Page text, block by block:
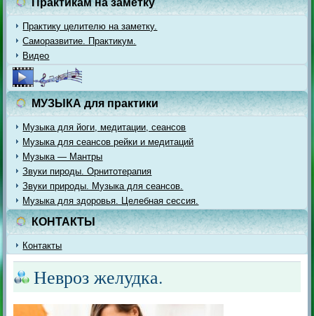
Практикам на заметку
Практику целителю на заметку.
Саморазвитие. Практикум.
Видео
МУЗЫКА для практики
Музыка для йоги, медитации, сеансов
Музыка для сеансов рейки и медитаций
Музыка — Мантры
Звуки пироды. Орнитотерапия
Звуки природы. Музыка для сеансов.
Музыка для здоровья. Целебная сессия.
КОНТАКТЫ
Контакты
Невроз желудка.